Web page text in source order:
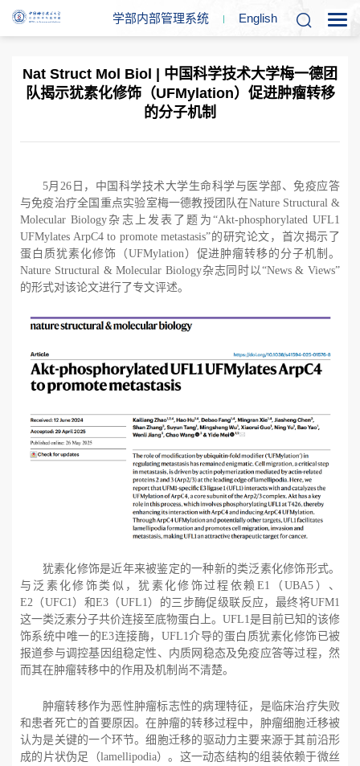
学部内部管理系统 English
Nat Struct Mol Biol | 中国科学技术大学梅一德团
队揭示犹素化修饰（UFMylation）促进肿瘤转移
的分子机制
5月 26日，中国科学技术大学生命科学与医学部、免疫应答
与免疫治疗全国重点实验室梅一德教授团队在Nature Structural &
Molecular Biology杂志上发表了题为“Akt-phosphorylated UFL1
UFMylates ArpC4 to promote metastasis”的研究论文，首次揭示了
蛋白质犹素化修饰（UFMylation）促进肿瘤转移的分子机制。
Nature Structural & Molecular Biology杂志同时以“News & Views”
的形式对该论文进行了专文评述。
犹素化修饰是近年来被鉴定的一种新的类泛素化修饰形式。
与泛素化修饰类似，犹素化修饰过程依赖 E1（UBA5）、
E2（UFC1）和E3（UFL1）的三步酶促级联反应，最终将UFM1
这一类泛素分子共价连接至底物蛋白上。 UFL1是目前已知的该修
饰系统中唯一的E3连接酶， UFL1介导的蛋白质犹素化修饰已被
报道参与调控基因组稳定性、内质网稳态及免疫应答等过程，然
而其在肿瘤转移中的作用及机制尚不清楚。
肿瘤转移作为恶性肿瘤标志性的病理特征，是临床治疗失败
和患者死亡的首要原因。在肿瘤的转移过程中，肿瘤细胞迁移被
认为是关键的一个环节。细胞迁移的驱动力主要来源于其前沿形
成的片状伪足（lamellipodia）。这一动态结构的组装依赖于微丝